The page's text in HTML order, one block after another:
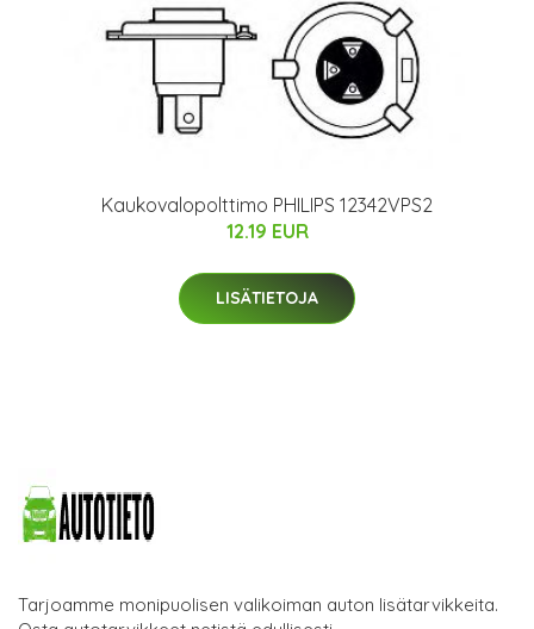
Kaukovalopolttimo PHILIPS 12342VPS2
12.19 EUR
LISÄTIETOJA
Tarjoamme monipuolisen valikoiman auton lisätarvikkeita.